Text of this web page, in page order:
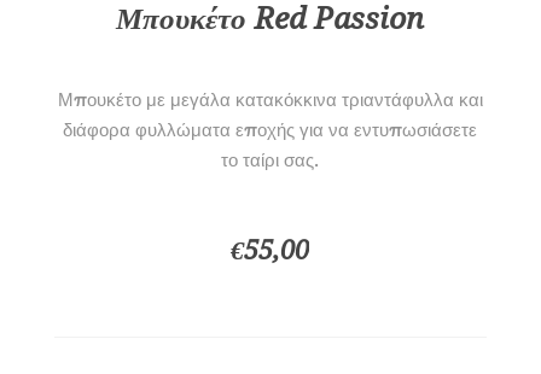
Μπουκέτο Red Passion
Μπουκέτο με μεγάλα κατακόκκινα τριαντάφυλλα και
διάφορα φυλλώματα εποχής για να εντυπωσιάσετε
το ταίρι σας.
€55,00